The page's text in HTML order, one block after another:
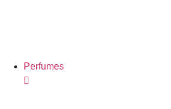
Perfumes